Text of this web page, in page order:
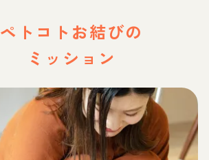
ペトコトお結びの
ミッション